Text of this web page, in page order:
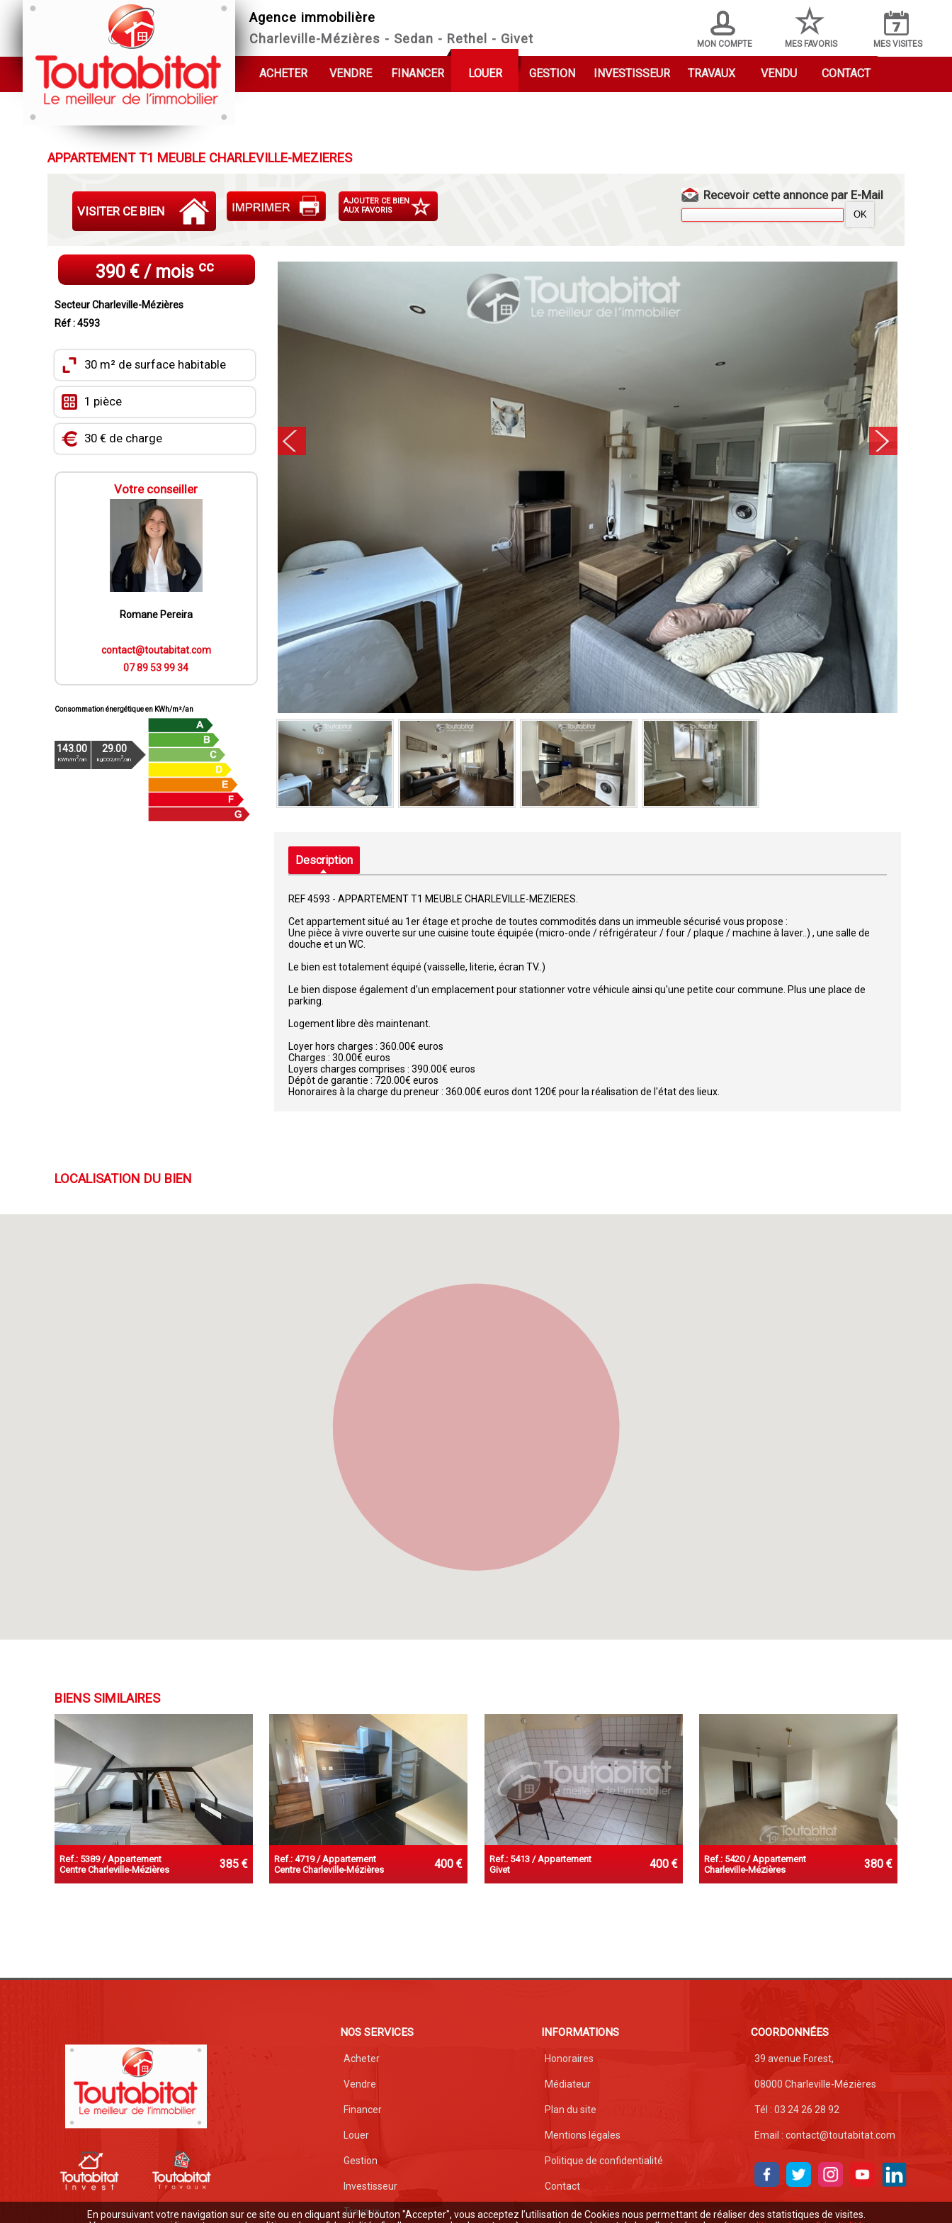
Agence immobilière
Charleville-Mézières - Sedan - Rethel - Givet
ACHETER VENDRE FINANCER LOUER GESTION INVESTISSEUR TRAVAUX VENDU CONTACT
MES VISITES
MES FAVORIS
MON COMPTE
APPARTEMENT T1 MEUBLE CHARLEVILLE-MEZIERES
Recevoir cette annonce par E-Mail
VISITER CE BIEN
AJOUTER CE BIEN
AUX FAVORIS
390 € / moiscc
Secteur Charleville-Mézières
Réf : 4593
30 m² de surface habitable
1 pièce
30 € de charge
Votre conseiller
Romane Pereira
contact@toutabitat.com
07 89 53 99 34
Consommation énergétique en KWh/m²/an
143.00
KWh/m2/an
29.00
kgCO2/m2/an
Description
REF 4593 - APPARTEMENT T1 MEUBLE CHARLEVILLE-MEZIERES.
Cet appartement situé au 1er étage et proche de toutes commodités dans un immeuble sécurisé vous propose :
Une pièce à vivre ouverte sur une cuisine toute équipée (micro-onde / réfrigérateur / four / plaque / machine à laver..) , une salle de
douche et un WC.
Le bien est totalement équipé (vaisselle, literie, écran TV..)
Le bien dispose également d'un emplacement pour stationner votre véhicule ainsi qu'une petite cour commune. Plus une place de
parking.
Logement libre dès maintenant.
Loyer hors charges : 360.00€ euros
Charges : 30.00€ euros
Loyers charges comprises : 390.00€ euros
Dépôt de garantie : 720.00€ euros
Honoraires à la charge du preneur : 360.00€ euros dont 120€ pour la réalisation de l'état des lieux.
LOCALISATION DU BIEN
BIENS SIMILAIRES
Ref.: 5389 / Appartement
Centre Charleville-Mézières
385 €
Ref.: 4719 / Appartement
Centre Charleville-Mézières
400 €
Ref.: 5413 / Appartement
Givet
400 €
Ref.: 5420 / Appartement
Charleville-Mézières
380 €
NOS SERVICES
Acheter
Vendre
Financer
Louer
Gestion
Investisseur
Travaux
INFORMATIONS
Honoraires
Médiateur
Plan du site
Mentions légales
Politique de confidentialité
Contact
COORDONNÉES
39 avenue Forest,
08000 Charleville-Mézières
Tél : 03 24 26 28 92
Email : contact@toutabitat.com
En poursuivant votre navigation sur ce site ou en cliquant sur le bouton "Accepter", vous acceptez l’utilisation de Cookies nous permettant de réaliser des statistiques de visites.